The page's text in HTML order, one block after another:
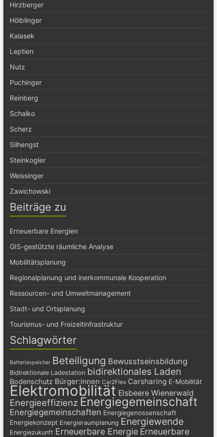
Hirzberger
Hölblinger
Kalasek
Leptien
Nutz
Puchinger
Reinberg
Schalko
Scherz
Silhengst
Steinkogler
Weissinger
Zawichowski
Beiträge zu
Erneuerbare Energien
GIS-gestützte räumliche Analyse
Mobilitätsplanung
Regionalplanung und inerkommunale Kooperation
Ressourcen- und Umweltmanagement
Stadt- und Ortsplanung
Tourismus- und Freizeitinfrastruktur
Schlagwörter
Batteriespeicher Beteiligung Bewusstseinsbildung
Bidirektionale Ladestation bidirektionales Laden
Bodenschutz Bürger:innen Car2Flex Carsharing E-Mobilität
Elektromobilität Elsbeere Wienerwald
Energieeffizienz Energiegemeinschaft
Energiegemeinschaften Energiegenossenschaft
Energiekonzept Energieraumplanung Energiewende
Energiezukunft Erneuerbare Energie Erneuerbare